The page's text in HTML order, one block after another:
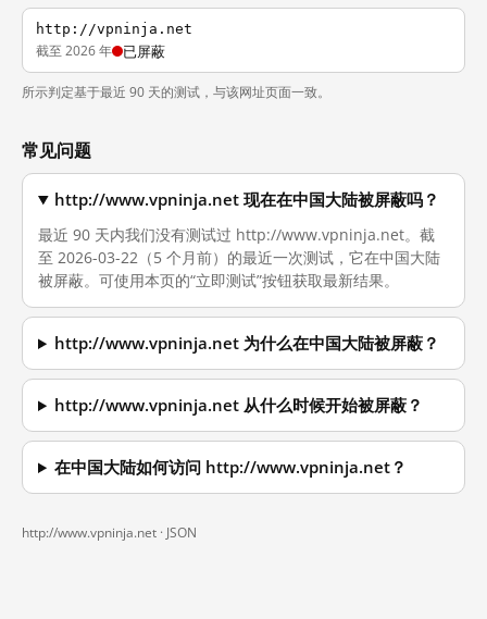
http://vpninja.net
截至 2026 年 已屏蔽
所示判定基于最近 90 天的测试，与该网址页面一致。
常见问题
http://www.vpninja.net 现在在中国大陆被屏蔽吗？
最近 90 天内我们没有测试过 http://www.vpninja.net。截
至 2026-03-22（5 个月前）的最近一次测试，它在中国大陆
被屏蔽。可使用本页的“立即测试”按钮获取最新结果。
http://www.vpninja.net 为什么在中国大陆被屏蔽？
http://www.vpninja.net 从什么时候开始被屏蔽？
在中国大陆如何访问 http://www.vpninja.net？
http://www.vpninja.net · JSON